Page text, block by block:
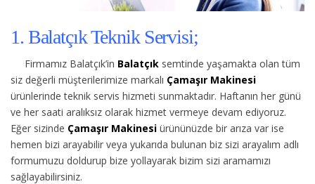
1. Balatçık Teknik Servisi;
Firmamız Balatçık’in Balatçık semtinde yaşamakta olan tüm
siz değerli müşterilerimize markalı Çamaşır Makinesi
ürünlerinde teknik servis hizmeti sunmaktadır. Haftanın her günü
ve her saati aralıksız olarak hizmet vermeye devam ediyoruz.
Eğer sizinde Çamaşır Makinesi ürününüzde bir arıza var ise
hemen bizi arayabilir veya yukarıda bulunan biz sizi arayalım adlı
formumuzu doldurup bize yollayarak bizim sizi aramamızı
sağlayabilirsiniz.